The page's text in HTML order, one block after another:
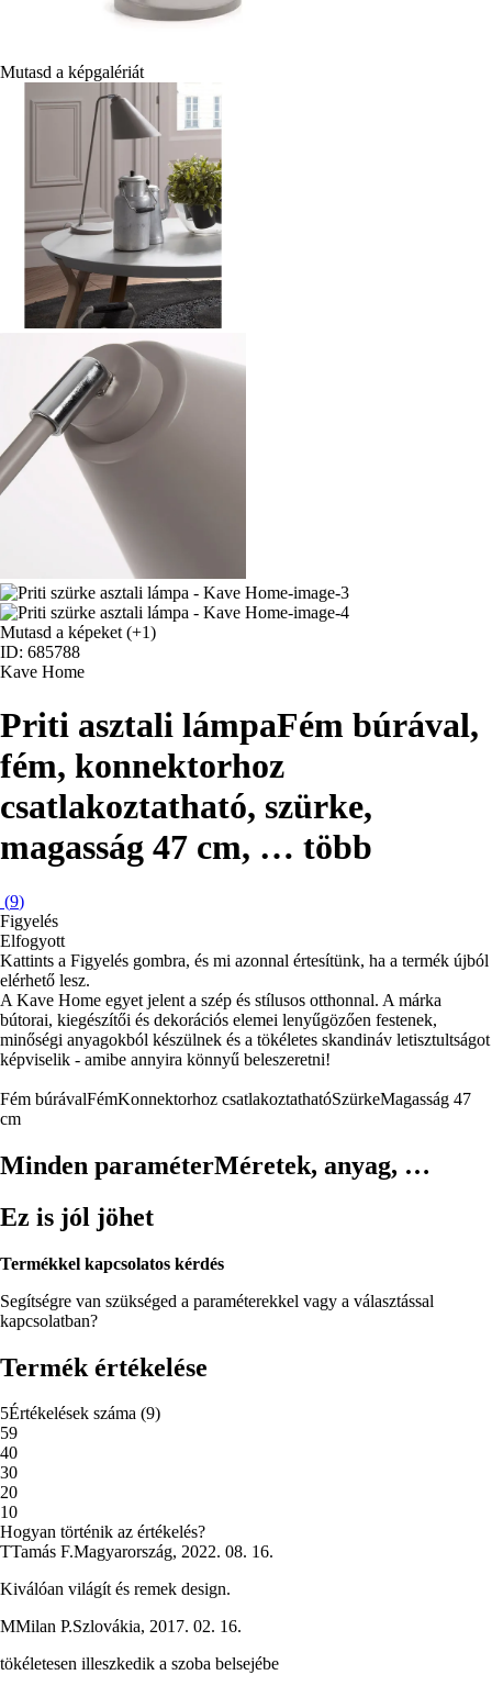
Mutasd a képgalériát
Mutasd a képeket (+1)
ID: 685788
Kave Home
Priti asztali lámpaFém búrával,
fém, konnektorhoz
csatlakoztatható, szürke,
magasság 47 cm, … több
(9)
Figyelés
Elfogyott
Kattints a Figyelés gombra, és mi azonnal értesítünk, ha a termék újból
elérhető lesz.
A Kave Home egyet jelent a szép és stílusos otthonnal. A márka
bútorai, kiegészítői és dekorációs elemei lenyűgözően festenek,
minőségi anyagokból készülnek és a tökéletes skandináv letisztultságot
képviselik - amibe annyira könnyű beleszeretni!
Fém búrávalFémKonnektorhoz csatlakoztathatóSzürkeMagasság 47
cm
Minden paraméterMéretek, anyag, …
Ez is jól jöhet
Termékkel kapcsolatos kérdés
Segítségre van szükséged a paraméterekkel vagy a választással
kapcsolatban?
Termék értékelése
5Értékelések száma (9)
59
40
30
20
10
Hogyan történik az értékelés?
TTamás F.Magyarország, 2022. 08. 16.
Kiválóan világít és remek design.
MMilan P.Szlovákia, 2017. 02. 16.
tökéletesen illeszkedik a szoba belsejébe